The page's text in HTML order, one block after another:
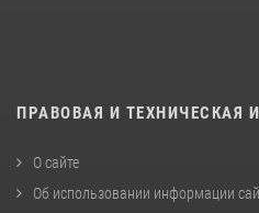
ПРАВОВАЯ И ТЕХНИЧЕСКАЯ
О сайте
Об использовании информации